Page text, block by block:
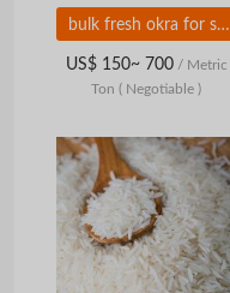
bulk fresh okra for sale
US$ 150~ 700/ Metric
Ton ( Negotiable )